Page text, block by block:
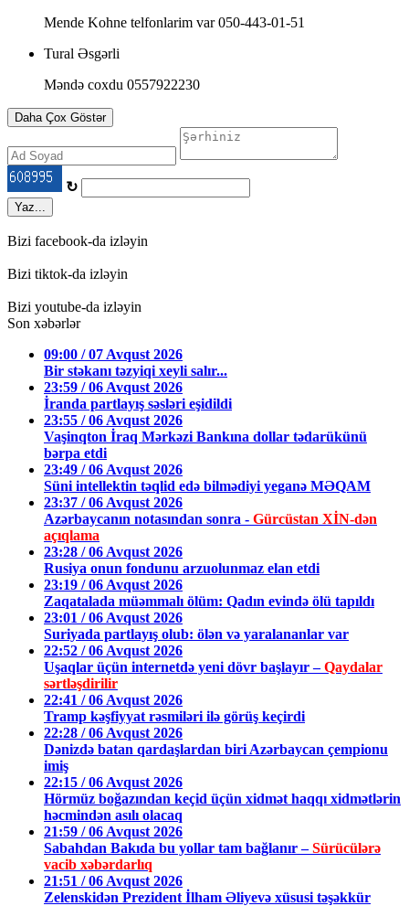
Mende Kohne telfonlarim var 050-443-01-51
Tural Əsgərli
Məndə coxdu 0557922230
Daha Çox Göstər
↻
Yaz...
Bizi facebook-da izləyin
Bizi tiktok-da izləyin
Bizi youtube-da izləyin
Son xəbərlər
09:00 / 07 Avqust 2026
Bir stəkanı təzyiqi xeyli salır...
23:59 / 06 Avqust 2026
İranda partlayış səsləri eşidildi
23:55 / 06 Avqust 2026
Vaşinqton İraq Mərkəzi Bankına dollar tədarükünü
bərpa etdi
23:49 / 06 Avqust 2026
Süni intellektin təqlid edə bilmədiyi yeganə MƏQAM
23:37 / 06 Avqust 2026
Azərbaycanın notasından sonra - Gürcüstan XİN-dən
açıqlama
23:28 / 06 Avqust 2026
Rusiya onun fondunu arzuolunmaz elan etdi
23:19 / 06 Avqust 2026
Zaqatalada müəmmalı ölüm: Qadın evində ölü tapıldı
23:01 / 06 Avqust 2026
Suriyada partlayış olub: ölən və yaralananlar var
22:52 / 06 Avqust 2026
Uşaqlar üçün internetdə yeni dövr başlayır –Qaydalar
sərtləşdirilir
22:41 / 06 Avqust 2026
Tramp kəşfiyyat rəsmiləri ilə görüş keçirdi
22:28 / 06 Avqust 2026
Dənizdə batan qardaşlardan biri Azərbaycan çempionu
imiş
22:15 / 06 Avqust 2026
Hörmüz boğazından keçid üçün xidmət haqqı xidmətlərin
həcmindən asılı olacaq
21:59 / 06 Avqust 2026
Sabahdan Bakıda bu yollar tam bağlanır –Sürücülərə
vacib xəbərdarlıq
21:51 / 06 Avqust 2026
Zelenskidən Prezident İlham Əliyevə xüsusi təşəkkür